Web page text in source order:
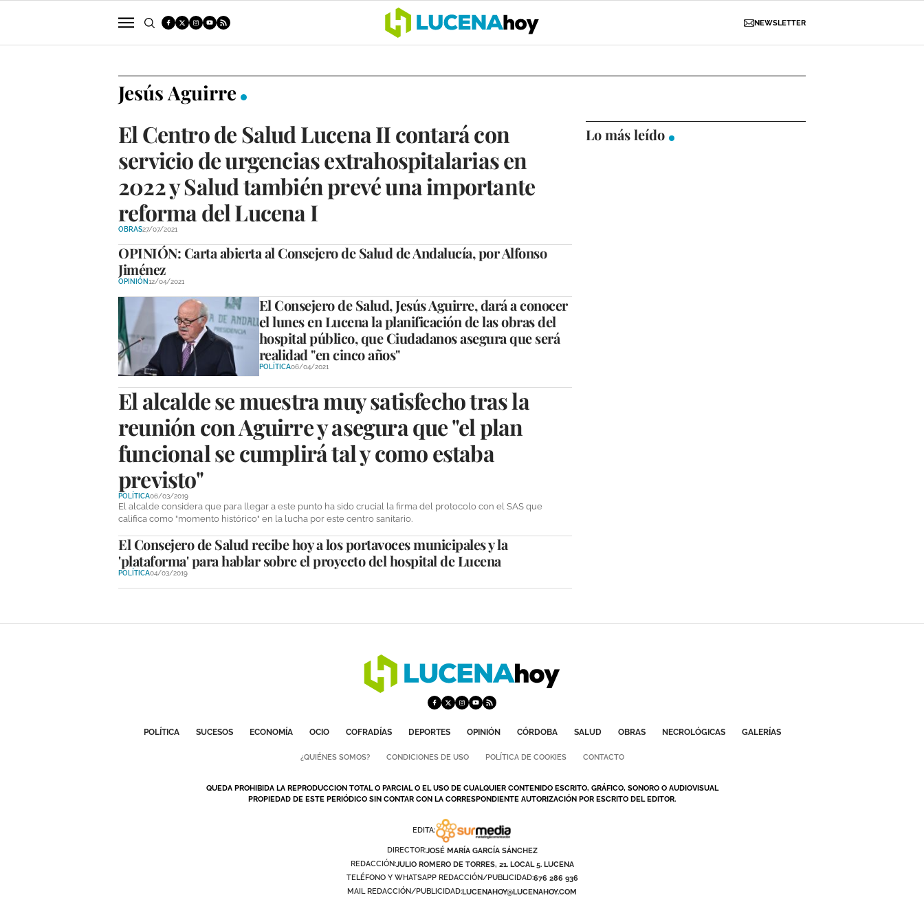
POLÍTICA
NEWSLETTER
Jesús Aguirre
El Centro de Salud Lucena II contará con
servicio de urgencias extrahospitalarias en
2022 y Salud también prevé una importante
reforma del Lucena I
OBRAS27/07/2021
OPINIÓN: Carta abierta al Consejero de Salud de Andalucía, por Alfonso
Jiménez
OPINIÓN12/04/2021
El Consejero de Salud, Jesús Aguirre, dará a conocer
el lunes en Lucena la planificación de las obras del
hospital público, que Ciudadanos asegura que será
realidad "en cinco años"
POLÍTICA06/04/2021
El alcalde se muestra muy satisfecho tras la
reunión con Aguirre y asegura que "el plan
funcional se cumplirá tal y como estaba
previsto"
POLÍTICA06/03/2019
El alcalde considera que para llegar a este punto ha sido crucial la firma del protocolo con el SAS que
califica como "momento histórico" en la lucha por este centro sanitario.
El Consejero de Salud recibe hoy a los portavoces municipales y la
'plataforma' para hablar sobre el proyecto del hospital de Lucena
POLÍTICA04/03/2019
Lo más leído
POLÍTICA SUCESOS ECONOMÍA OCIO COFRADÍAS DEPORTES OPINIÓN CÓRDOBA SALUD OBRAS NECROLÓGICAS GALERÍAS
¿QUIÉNES SOMOS? CONDICIONES DE USO POLÍTICA DE COOKIES CONTACTO
QUEDA PROHIBIDA LA REPRODUCCION TOTAL O PARCIAL O EL USO DE CUALQUIER CONTENIDO ESCRITO, GRÁFICO, SONORO O AUDIOVISUAL
PROPIEDAD DE ESTE PERIÓDICO SIN CONTAR CON LA CORRESPONDIENTE AUTORIZACIÓN POR ESCRITO DEL EDITOR.
EDITA:
DIRECTOR:JOSÉ MARÍA GARCÍA SÁNCHEZ
REDACCIÓN:JULIO ROMERO DE TORRES, 21. LOCAL 5. LUCENA
TELÉFONO Y WHATSAPP REDACCIÓN/PUBLICIDAD:676 286 936
MAIL REDACCIÓN/PUBLICIDAD:LUCENAHOY@LUCENAHOY.COM